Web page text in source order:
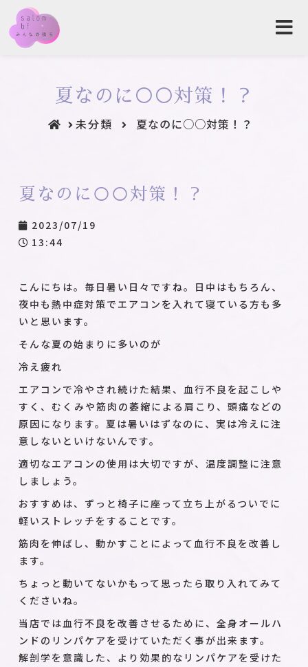
夏なのに○○対策！？
未分類 夏なのに○○対策！？
夏なのに○○対策！？
2023/07/19
13:44
こんにちは。毎日暑い日々ですね。日中はもちろん、
夜中も熱中症対策でエアコンを入れて寝ている方も多
いと思います。
そんな夏の始まりに多いのが
冷え疲れ
エアコンで冷やされ続けた結果、血行不良を起こしや
すく、むくみや筋肉の萎縮による肩こり、頭痛などの
原因になります。夏は暑いはずなのに、実は冷えに注
意しないといけないんです。
適切なエアコンの使用は大切ですが、温度調整に注意
しましょう。
おすすめは、ずっと椅子に座って立ち上がるついでに
軽いストレッチをすることです。
筋肉を伸ばし、動かすことによって血行不良を改善し
ます。
ちょっと動いてないかもって思ったら取り入れてみて
くださいね。
当店では血行不良を改善させるために、全身オールハ
ンドのリンパケアを受けていただく事が出来ます。
解剖学を意識した、より効果的なリンパケアを受けた